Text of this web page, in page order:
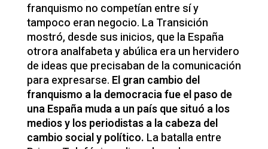
franquismo no competían entre sí y
tampoco eran negocio. La Transición
mostró, desde sus inicios, que la España
otrora analfabeta y abúlica era un hervidero
de ideas que precisaban de la comunicación
para expresarse. El gran cambio del
franquismo a la democracia fue el paso de
una España muda a un país que situó a los
medios y los periodistas a la cabeza del
cambio social y político. La batalla entre